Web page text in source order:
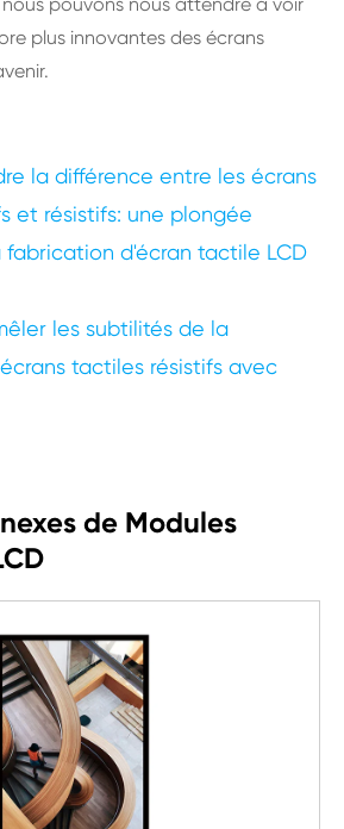
plus innovantes des écrans
la différence entre les écrans
et résistifs: une plongée
fabrication d'écran tactile LCD
les subtilités de la
tactiles résistifs avec
de Modules